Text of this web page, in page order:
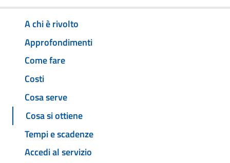
A chi è rivolto
Approfondimenti
Come fare
Costi
Cosa serve
Cosa si ottiene
Tempi e scadenze
Accedi al servizio